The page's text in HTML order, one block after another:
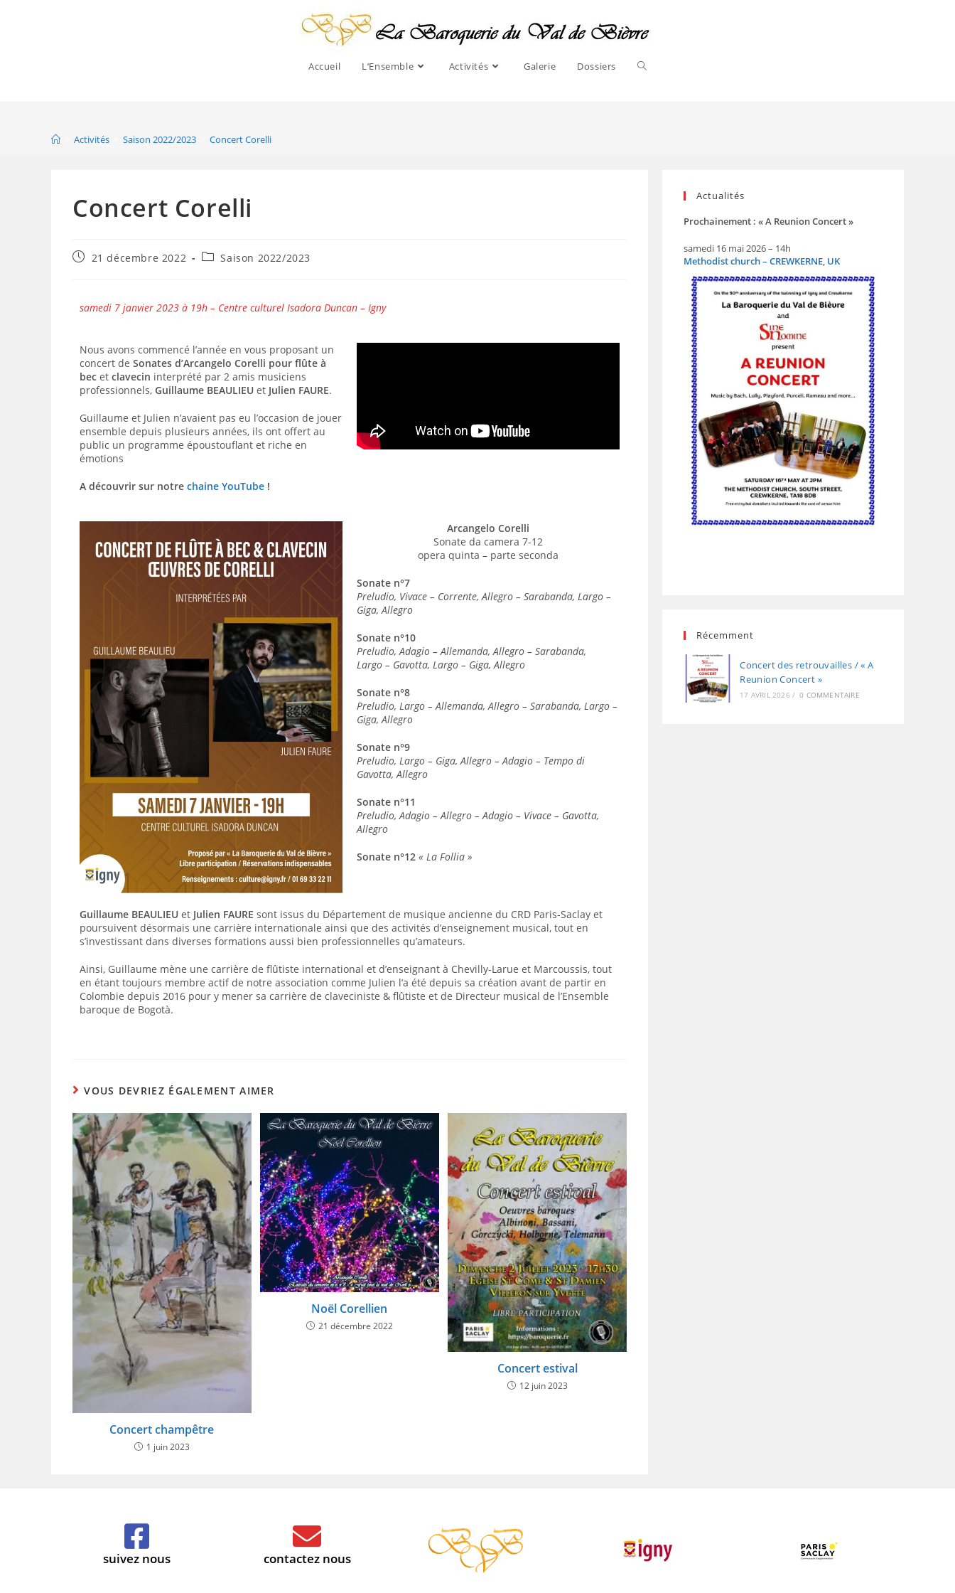
Accueil L’Ensemble Activités Galerie Dossiers
Activités Saison 2022/2023 Concert Corelli
Concert Corelli
21 décembre 2022 Saison 2022/2023
samedi 7 janvier 2023 à 19h – Centre culturel Isadora Duncan – Igny
Nous avons commencé l’année en vous proposant un
concert de Sonates d’Arcangelo Corelli pour flûte à
bec et clavecin interprété par 2 amis musiciens
professionnels, Guillaume BEAULIEU et Julien FAURE.
Guillaume et Julien n’avaient pas eu l’occasion de jouer
ensemble depuis plusieurs années, ils ont offert au
public un programme époustouflant et riche en
émotions
A découvrir sur notre chaine YouTube !
Arcangelo Corelli
Sonate da camera 7-12
opera quinta – parte seconda
Sonate n°7
Preludio, Vivace – Corrente, Allegro – Sarabanda, Largo –
Giga, Allegro
Sonate n°10
Preludio, Adagio – Allemanda, Allegro – Sarabanda,
Largo – Gavotta, Largo – Giga, Allegro
Sonate n°8
Preludio, Largo – Allemanda, Allegro – Sarabanda, Largo –
Giga, Allegro
Sonate n°9
Preludio, Largo – Giga, Allegro – Adagio – Tempo di
Gavotta, Allegro
Sonate n°11
Preludio, Adagio – Allegro – Adagio – Vivace – Gavotta,
Allegro
Sonate n°12 « La Follia »
Guillaume BEAULIEU et Julien FAURE sont issus du Département de musique ancienne du CRD Paris-Saclay et
poursuivent désormais une carrière internationale ainsi que des activités d’enseignement musical, tout en
s’investissant dans diverses formations aussi bien professionnelles qu’amateurs.
Ainsi, Guillaume mène une carrière de flûtiste international et d’enseignant à Chevilly-Larue et Marcoussis, tout
en étant toujours membre actif de notre association comme Julien l’a été depuis sa création avant de partir en
Colombie depuis 2016 pour y mener sa carrière de claveciniste & flûtiste et de Directeur musical de l’Ensemble
baroque de Bogotà.
VOUS DEVRIEZ ÉGALEMENT AIMER
Concert champêtre
1 juin 2023
Noël Corellien
21 décembre 2022
Concert estival
12 juin 2023
Actualités
Prochainement : « A Reunion Concert »
samedi 16 mai 2026 – 14h
Methodist church – CREWKERNE, UK
Récemment
Concert des retrouvailles / « A
Reunion Concert »
17 AVRIL 2026 / 0 COMMENTAIRE
suivez nous contactez nous